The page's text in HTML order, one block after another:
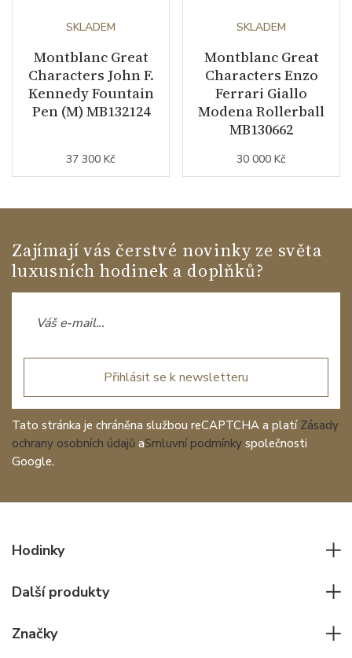
SKLADEM
Montblanc Great
Characters John F.
Kennedy Fountain
Pen (M) MB132124
37 300 Kč
SKLADEM
Montblanc Great
Characters Enzo
Ferrari Giallo
Modena Rollerball
MB130662
30 000 Kč
Zajímají vás čerstvé novinky ze světa
luxusních hodinek a doplňků?
Přihlásit se k newsletteru
Tato stránka je chráněna službou reCAPTCHA a platí Zásady
ochrany osobních údajů aSmluvní podmínky společnosti
Google.
Hodinky
Dámské hodinky
Další produkty
Značky